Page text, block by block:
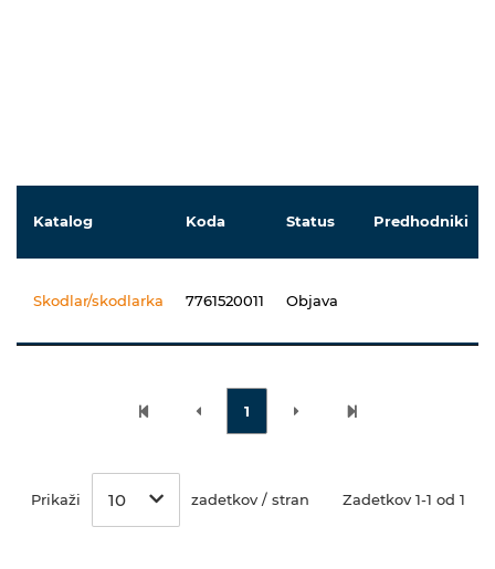
Katalog Koda Status Predhodniki
Skodlar/skodlarka 7761520011 Objava
1
Prikaži 10 zadetkov / stran Zadetkov 1-1 od 1